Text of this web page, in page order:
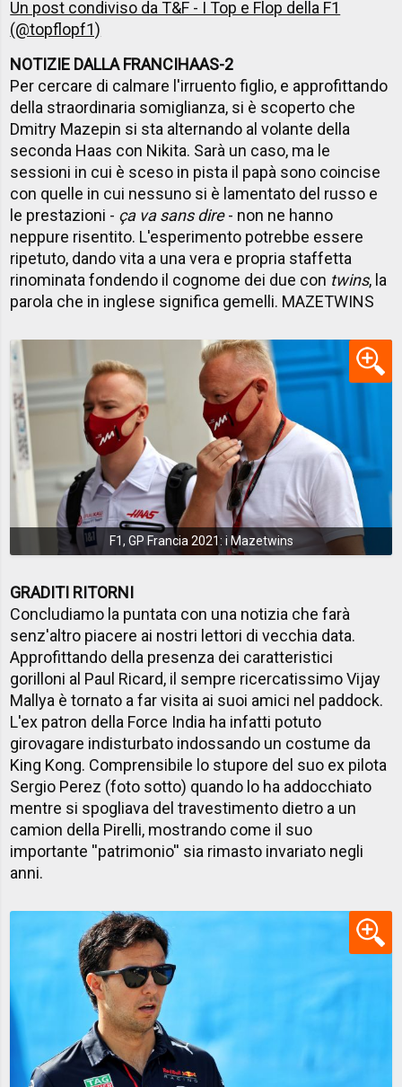
Un post condiviso da T&F - I Top e Flop della F1
(@topflopf1)
NOTIZIE DALLA FRANCIHAAS-2
Per cercare di calmare l'irruento figlio, e approfittando
della straordinaria somiglianza, si è scoperto che
Dmitry Mazepin si sta alternando al volante della
seconda Haas con Nikita. Sarà un caso, ma le
sessioni in cui è sceso in pista il papà sono coincise
con quelle in cui nessuno si è lamentato del russo e
le prestazioni - ça va sans dire- non ne hanno
neppure risentito. L'esperimento potrebbe essere
ripetuto, dando vita a una vera e propria staffetta
rinominata fondendo il cognome dei due con twins, la
parola che in inglese significa gemelli. MAZETWINS
F1, GP Francia 2021: i Mazetwins
GRADITI RITORNI
Concludiamo la puntata con una notizia che farà
senz'altro piacere ai nostri lettori di vecchia data.
Approfittando della presenza dei caratteristici
gorilloni al Paul Ricard, il sempre ricercatissimo Vijay
Mallya è tornato a far visita ai suoi amici nel paddock.
L'ex patron della Force India ha infatti potuto
girovagare indisturbato indossando un costume da
King Kong. Comprensibile lo stupore del suo ex pilota
Sergio Perez (foto sotto) quando lo ha addocchiato
mentre si spogliava del travestimento dietro a un
camion della Pirelli, mostrando come il suo
importante ''patrimonio'' sia rimasto invariato negli
anni.